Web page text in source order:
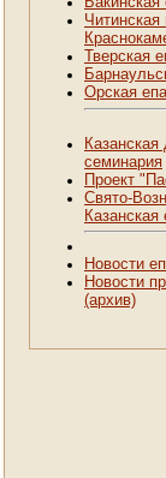
Читинская
Тверская
Орская
Казанская
семинария
Проект
Свято-
Новости
Новости
(архив)